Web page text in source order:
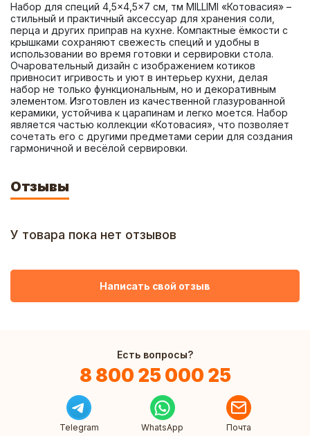
Набор для специй 4,5×4,5×7 см, тм MILLIMI «Котовасия» –
стильный и практичный аксессуар для хранения соли,
перца и других приправ на кухне. Компактные ёмкости с
крышками сохраняют свежесть специй и удобны в
использовании во время готовки и сервировки стола.
Очаровательный дизайн с изображением котиков
привносит игривость и уют в интерьер кухни, делая
набор не только функциональным, но и декоративным
элементом. Изготовлен из качественной глазурованной
керамики, устойчива к царапинам и легко моется. Набор
является частью коллекции «Котовасия», что позволяет
сочетать его с другими предметами серии для создания
гармоничной и весёлой сервировки.
Отзывы
У товара пока нет отзывов
Написать свой отзыв
Есть вопросы?
8 800 25 000 25
Telegram WhatsApp Почта